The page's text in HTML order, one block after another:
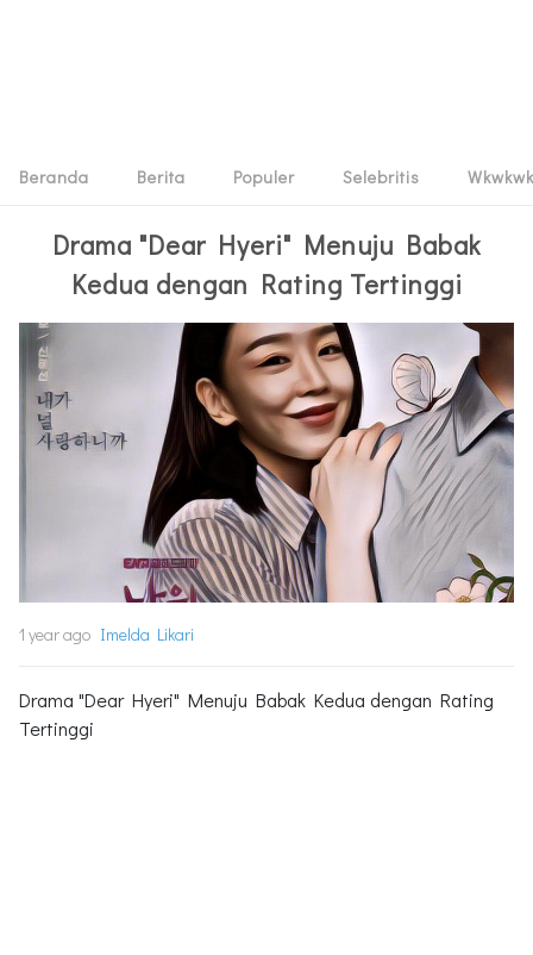
Beranda Berita Populer Selebritis Wkwkwk
Drama "Dear Hyeri" Menuju Babak
Kedua dengan Rating Tertinggi
1 year ago Imelda Likari
Drama "Dear Hyeri" Menuju Babak Kedua dengan Rating
Tertinggi